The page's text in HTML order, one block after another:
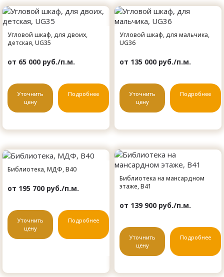
Угловой шкаф, для двоих,
детская, UG35
от 65 000 руб./п.м.
Уточнить
цену
Подробнее
Угловой шкаф, для мальчика,
UG36
от 135 000 руб./п.м.
Уточнить
цену
Подробнее
Библиотека, МДФ, B40
от 195 700 руб./п.м.
Уточнить
цену
Подробнее
Библиотека на мансардном
этаже, B41
от 139 900 руб./п.м.
Уточнить
цену
Подробнее